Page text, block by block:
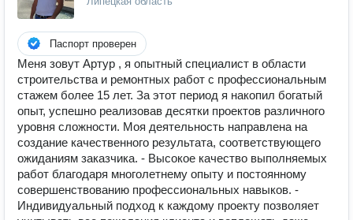
Паспорт проверен
Меня зовут Артур , я опытный специалист в области
строительства и ремонтных работ с профессиональным
стажем более 15 лет. За этот период я накопил богатый
опыт, успешно реализовав десятки проектов различного
уровня сложности. Моя деятельность направлена на
создание качественного результата, соответствующего
ожиданиям заказчика. - Высокое качество выполняемых
работ благодаря многолетнему опыту и постоянному
совершенствованию профессиональных навыков. -
Индивидуальный подход к каждому проекту позволяет